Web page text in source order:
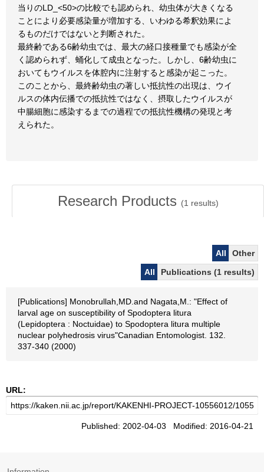
当りのLD_<50>の比較でも認められ、幼虫体が大きくなる
ことにより必要感染量が増加する、いわゆる希釈効果によ
るものだけではないと判断された。
最終齢である6齢幼虫では、最大の経口接種量でも感染が全
く認められず、蛹化して成虫となった。しかし、6齢幼虫に
おいてもウイルスを体腔内に注射すると感染が起こった。
このことから、最終齢幼虫の著しい抵抗性の出現は、ウイ
ルスの体内伝播での抵抗性ではなく、摂取したウイルスが
中腸細胞に感染するまでの過程での抵抗性機構の発現と考
えられた。
Research Products (1 results)
All
Other
All
Publications (1 results)
[Publications] Monobrullah,MD.and Nagata,M.: "Effect of
larval age on susceptibility of Spodoptera litura
(Lepidoptera : Noctuidae) to Spodoptera litura multiple
nuclear polyhedrosis virus"Canadian Entomologist. 132.
337-340 (2000)
URL:
Published: 2002-04-03 Modified: 2016-04-21